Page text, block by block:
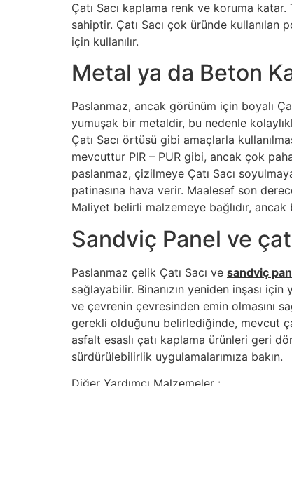
Çatı Sacı kaplama renk ve koruma
sahiptir. Çatı Sacı çok üründe kullanılan
için kullanılır.
Metal ya da Beton
Paslanmaz, ancak görünüm için boyalı
yumuşak bir metaldir, bu nedenle
Çatı Sacı örtüsü gibi amaçlarla
mevcuttur PIR – PUR gibi, ancak çok
paslanmaz, çizilmeye Çatı Sacı
patinasına hava verir. Maalesef son
Maliyet belirli malzemeye bağlıdır, ancak
Sandviç Panel ve
Paslanmaz çelik Çatı Sacı ve sandviç
sağlayabilir. Binanızın yeniden inşası
ve çevrenin çevresinden emin olmasını
gerekli olduğunu belirlediğinde, mevcut
asfalt esaslı çatı kaplama ürünleri geri
sürdürülebilirlik uygulamalarımıza bakın.
Diğer Yardımcı Malzemeler :